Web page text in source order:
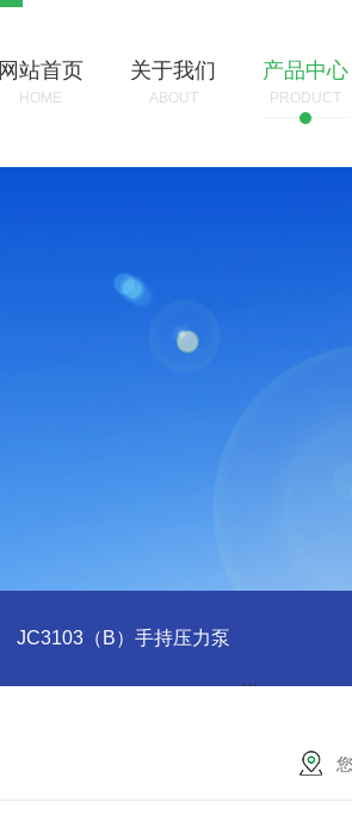
网站首页
HOME
关于我们
ABOUT
产品中心
PRODUCT
JC3103（B）手持压力泵